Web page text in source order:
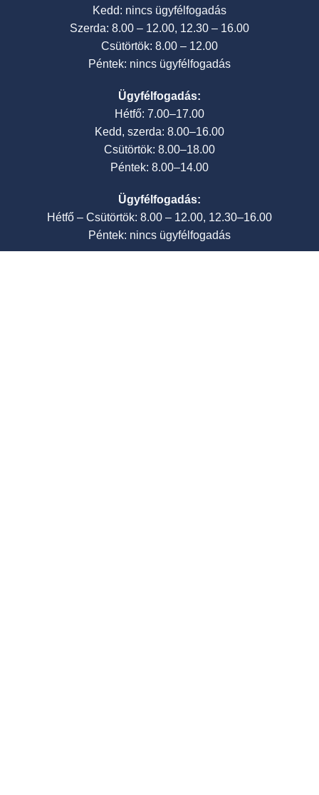
Kedd: nincs ügyfélfogadás
Szerda: 8.00 – 12.00, 12.30 – 16.00
Csütörtök: 8.00 – 12.00
Péntek: nincs ügyfélfogadás
Ügyfélfogadás:
Hétfő: 7.00–17.00
Kedd, szerda: 8.00–16.00
Csütörtök: 8.00–18.00
Péntek: 8.00–14.00
Ügyfélfogadás:
Hétfő – Csütörtök: 8.00 – 12.00, 12.30–16.00
Péntek: nincs ügyfélfogadás